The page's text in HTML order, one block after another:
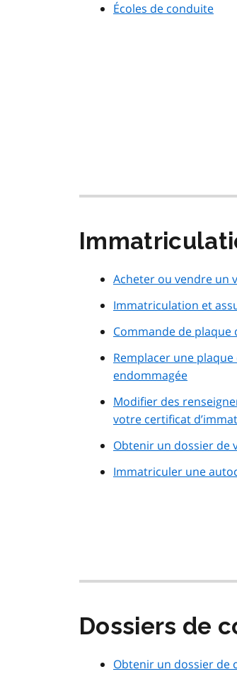
Écoles de conduite
Acheter ou vendre un
Immatriculation et
Commande de
Remplacer une
endommagée
Modifier des
votre certificat
Obtenir un dossier de
Immatriculer une
Dossiers de
Obtenir un dossier de